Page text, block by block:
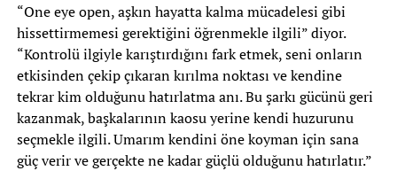
“One eye open, aşkın hayatta kalma mücadelesi gibi
hissettirmemesi gerektiğini öğrenmekle ilgili” diyor.
“Kontrolü ilgiyle karıştırdığını fark etmek, seni onların
etkisinden çekip çıkaran kırılma noktası ve kendine
tekrar kim olduğunu hatırlatma anı. Bu şarkı gücünü geri
kazanmak, başkalarının kaosu yerine kendi huzurunu
seçmekle ilgili. Umarım kendini öne koyman için sana
güç verir ve gerçekte ne kadar güçlü olduğunu hatırlatır.”